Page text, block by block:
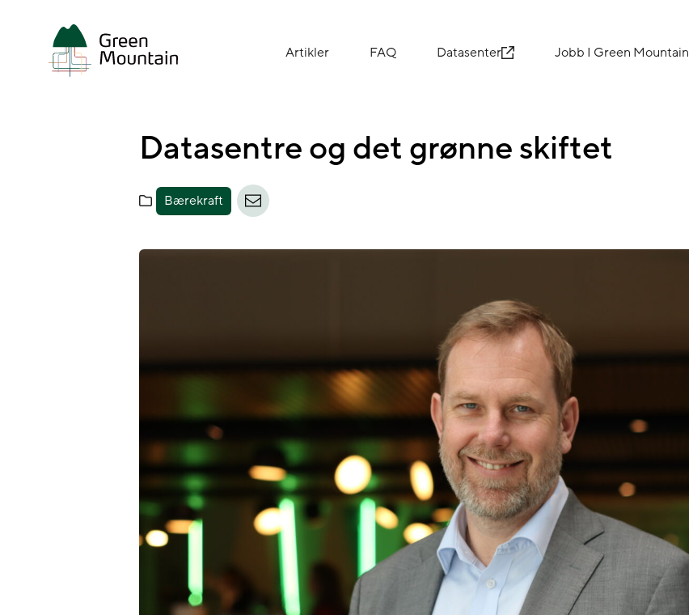
Artikler FAQ Datasenter Jobb I Green Mountain
Datasentre og det grønne skiftet
Bærekraft